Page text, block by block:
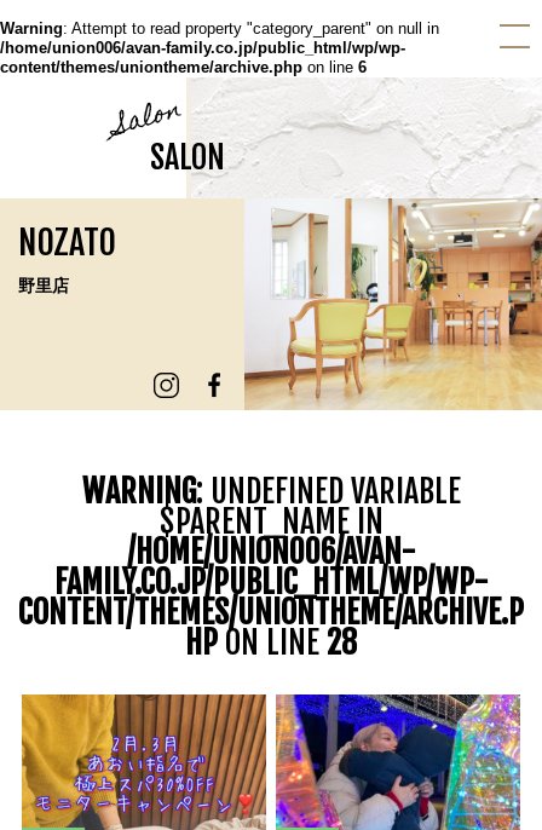
Warning: Attempt to read property "category_parent" on null in
/home/union006/avan-family.co.jp/public_html/wp/wp-
content/themes/uniontheme/archive.php on line 6
Salon
SALON
NOZATO
野里店
WARNING: UNDEFINED VARIABLE
$PARENT_NAME IN
/HOME/UNION006/AVAN-
FAMILY.CO.JP/PUBLIC_HTML/WP/WP-
CONTENT/THEMES/UNIONTHEME/ARCHIVE.P
HP ON LINE 28